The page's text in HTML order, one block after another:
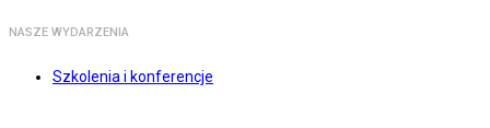
NASZE WYDARZENIA
Szkolenia i konferencje